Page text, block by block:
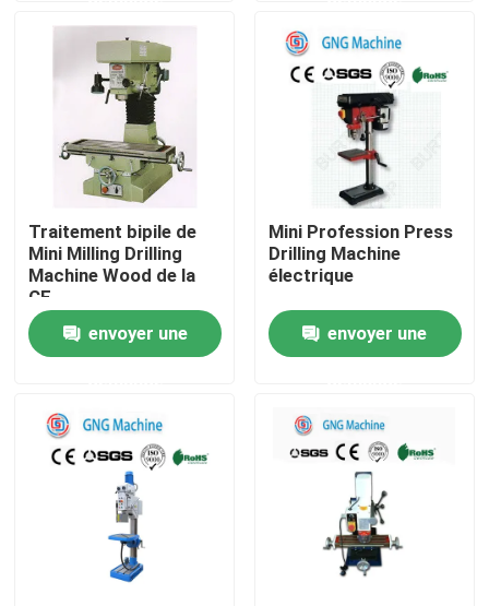
Produits
A propos de nous
Visite d'usine
Contrôle de la qualité
nouvelles
Tous les cas
Traitement bipile de
Mini Milling Drilling
Machine Wood de la
CE
envoyer une
Mini Profession Press
Drilling Machine
électrique
envoyer une